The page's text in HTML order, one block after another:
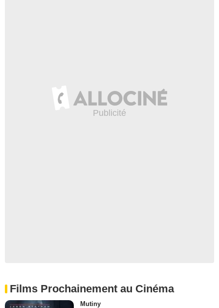
Films Prochainement au Cinéma
Mutiny